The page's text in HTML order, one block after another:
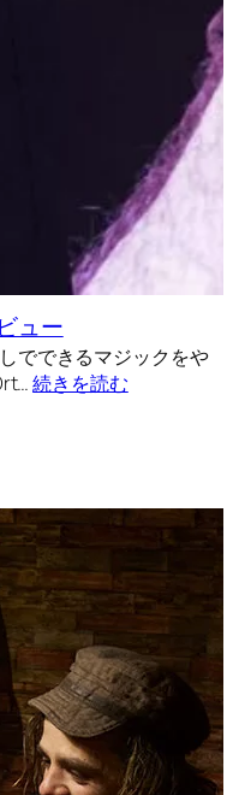
ュー
でできるマジックをや
続きを読む